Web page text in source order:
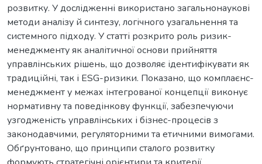
розвитку. У дослідженні використано загальнонаукові
методи аналізу й синтезу, логічного узагальнення та
системного підходу. У статті розкрито роль ризик-
менеджменту як аналітичної основи прийняття
управлінських рішень, що дозволяє ідентифікувати як
традиційні, так і ESG-ризики. Показано, що комплаєнс-
менеджмент у межах інтегрованої концепції виконує
нормативну та поведінкову функції, забезпечуючи
узгодженість управлінських і бізнес-процесів з
законодавчими, регуляторними та етичними вимогами.
Обґрунтовано, що принципи сталого розвитку